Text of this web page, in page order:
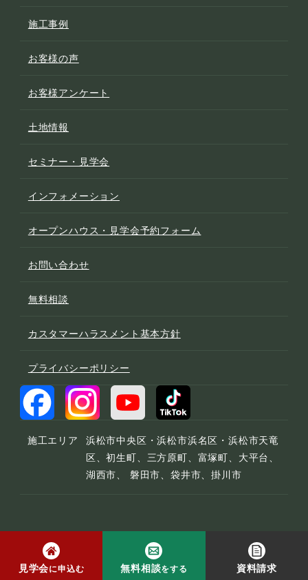
施工事例
お客様の声
お客様アンケート
土地情報
セミナー・見学会
インフォメーション
オープンハウス・見学会予約フォーム
お問い合わせ
無料相談
カスタマーハラスメント基本方針
プライバシーポリシー
施工エリア
浜松市中央区・浜松市浜名区・浜松市天竜
区、初生町、三方原町、富塚町、大平台、
湖西市、 磐田市、袋井市、掛川市
見学会に申込む 無料相談をする 資料請求
© 2022 宮下工務店